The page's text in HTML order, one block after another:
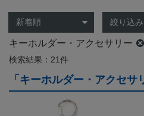
絞り込み
キーホルダー・アクセサリー
検索結果：21件
「キーホルダー・アクセサ